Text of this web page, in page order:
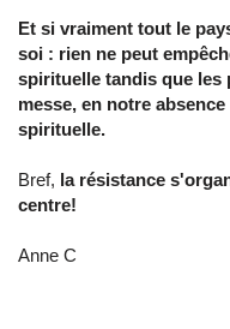
Et si vraiment tout le
soi : rien ne peut
spirituelle tandis que les
messe, en notre
spirituelle.
Bref, la résistance
centre!
Anne C